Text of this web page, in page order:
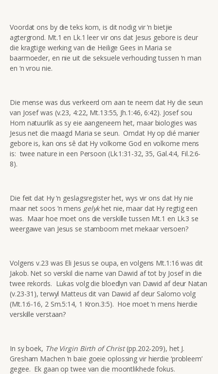
Voordat ons by die teks kom, is dit nodig vir ‘n bietjie
agtergrond. Mt.1 en Lk.1 leer vir ons dat Jesus gebore is deur
die kragtige werking van die Heilige Gees in Maria se
baarmoeder, en nie uit die seksuele verhouding tussen ‘n man
en ‘n vrou nie.
Die mense was dus verkeerd om aan te neem dat Hy die seun
van Josef was (v.23, 4:22, Mt.13:55, Jh.1:46, 6:42). Josef sou
Hom natuurlik as sy eie aangeneem het, maar biologies was
Jesus net die maagd Maria se seun. Omdat Hy op dié manier
gebore is, kan ons sê dat Hy volkome God en volkome mens
is: twee nature in een Persoon (Lk.1:31-32, 35, Gal.4:4, Fil.2:6-
8).
Die feit dat Hy ‘n geslagsregister het, wys vir ons dat Hy nie
maar net soos ‘n mens gelykhet nie, maar dat Hy regtig een
was. Maar hoe moet ons die verskille tussen Mt.1 en Lk.3 se
weergawe van Jesus se stamboom met mekaar versoen?
Volgens v.23 was Eli Jesus se oupa, en volgens Mt.1:16 was dit
Jakob. Net so verskil die name van Dawid af tot by Josef in die
twee rekords. Lukas volg die bloedlyn van Dawid af deur Natan
(v.23-31), terwyl Matteus dit van Dawid af deur Salomo volg
(Mt.1:6-16, 2 Sm.5:14, 1 Kron.3:5). Hoe moet ‘n mens hierdie
verskille verstaan?
In sy boek, The Virgin Birth of Christ(pp.202-209), het J.
Gresham Machen ‘n baie goeie oplossing vir hierdie ‘probleem’
gegee. Ek gaan op twee van die moontlikhede fokus.